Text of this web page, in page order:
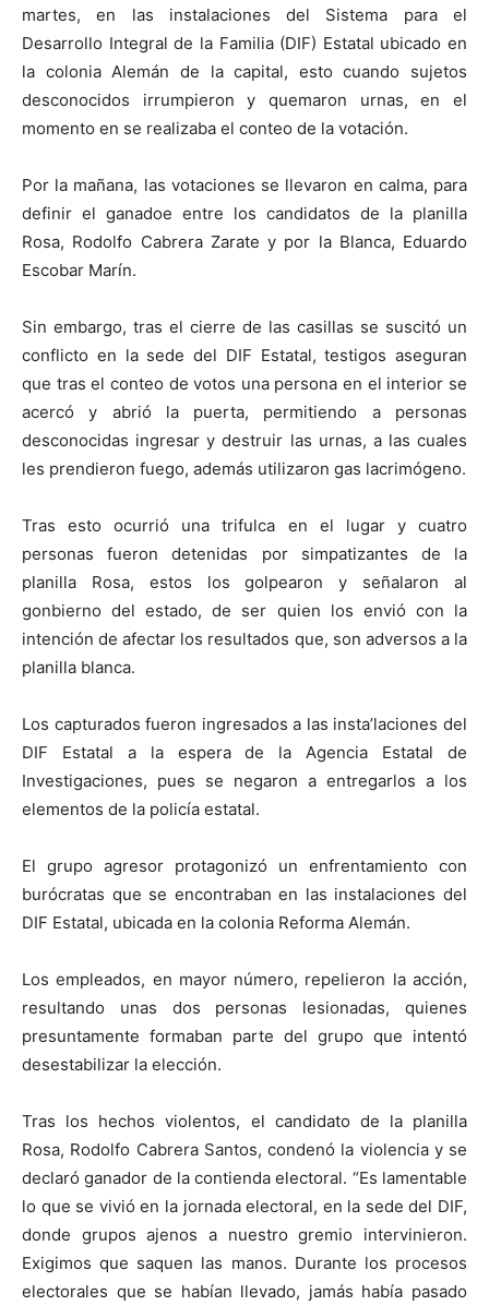
martes, en las instalaciones del Sistema para el
Desarrollo Integral de la Familia (DIF) Estatal ubicado en
la colonia Alemán de la capital, esto cuando sujetos
desconocidos irrumpieron y quemaron urnas, en el
momento en se realizaba el conteo de la votación.
Por la mañana, las votaciones se llevaron en calma, para
definir el ganadoe entre los candidatos de la planilla
Rosa, Rodolfo Cabrera Zarate y por la Blanca, Eduardo
Escobar Marín.
Sin embargo, tras el cierre de las casillas se suscitó un
conflicto en la sede del DIF Estatal, testigos aseguran
que tras el conteo de votos una persona en el interior se
acercó y abrió la puerta, permitiendo a personas
desconocidas ingresar y destruir las urnas, a las cuales
les prendieron fuego, además utilizaron gas lacrimógeno.
Tras esto ocurrió una trifulca en el lugar y cuatro
personas fueron detenidas por simpatizantes de la
planilla Rosa, estos los golpearon y señalaron al
gonbierno del estado, de ser quien los envió con la
intención de afectar los resultados que, son adversos a la
planilla blanca.
Los capturados fueron ingresados a las insta’laciones del
DIF Estatal a la espera de la Agencia Estatal de
Investigaciones, pues se negaron a entregarlos a los
elementos de la policía estatal.
El grupo agresor protagonizó un enfrentamiento con
burócratas que se encontraban en las instalaciones del
DIF Estatal, ubicada en la colonia Reforma Alemán.
Los empleados, en mayor número, repelieron la acción,
resultando unas dos personas lesionadas, quienes
presuntamente formaban parte del grupo que intentó
desestabilizar la elección.
Tras los hechos violentos, el candidato de la planilla
Rosa, Rodolfo Cabrera Santos, condenó la violencia y se
declaró ganador de la contienda electoral. “Es lamentable
lo que se vivió en la jornada electoral, en la sede del DIF,
donde grupos ajenos a nuestro gremio intervinieron.
Exigimos que saquen las manos. Durante los procesos
electorales que se habían llevado, jamás había pasado